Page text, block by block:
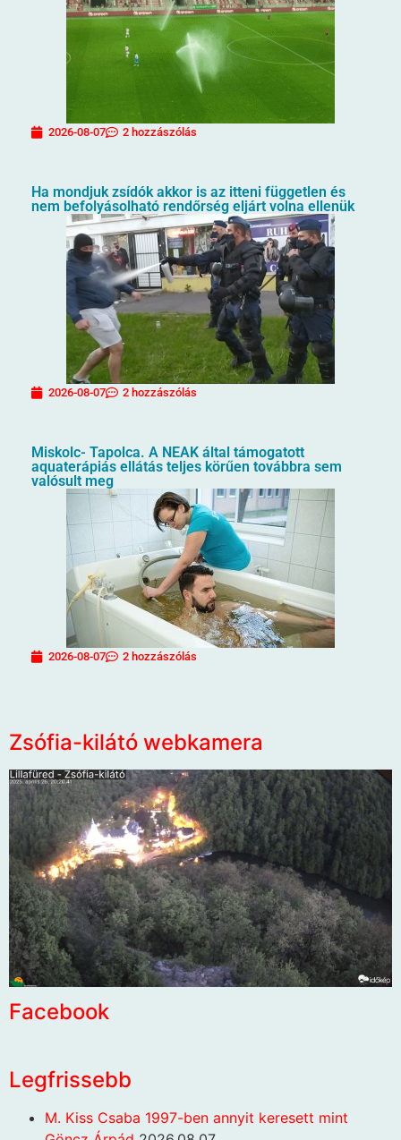
2026-08-07 2 hozzászólás
Ha mondjuk zsídók akkor is az itteni független és
nem befolyásolható rendőrség eljárt volna ellenük
2026-08-07 2 hozzászólás
Miskolc- Tapolca. A NEAK által támogatott
aquaterápiás ellátás teljes körűen továbbra sem
valósult meg
2026-08-07 2 hozzászólás
Zsófia-kilátó webkamera
Facebook
Legfrissebb
M. Kiss Csaba 1997-ben annyit keresett mint